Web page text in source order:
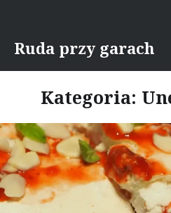
content
Ruda przy garach
Kategoria: